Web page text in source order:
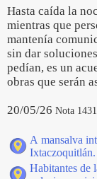
Hasta caída la
mientras que
mantenía
sin dar
pedían, es un
obras que serán
20/05/26 Nota
A mansalva
Ixtaczoquitlán.
Habitantes de